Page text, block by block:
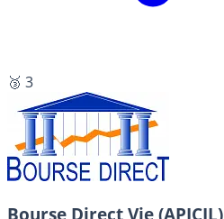
🥉 3
Bourse Direct Vie (APICIL)